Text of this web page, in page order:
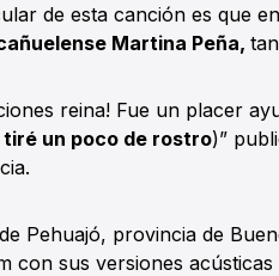
de esta canción es que
Martina Peña,
reina! Fue un placer
un poco de rostro)”
Pehuajó, provincia de
con sus versiones